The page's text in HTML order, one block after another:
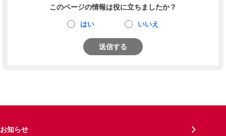
このページの情報は役に立ちましたか？
はい いいえ
送信する
お知らせ